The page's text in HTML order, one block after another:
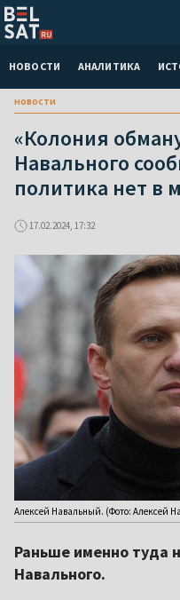
НОВОСТИ АНАЛИТИКА
новости
«Колония
Навального
политика нет в
17.02.2024, 17:32
Алексей Навальный. (Фото: Алексей
Раньше именно туда
Навального.